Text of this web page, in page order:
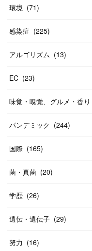
環境 (71)
感染症 (225)
アルゴリズム (13)
EC (23)
味覚・嗅覚、グルメ・香り
パンデミック (244)
国際 (165)
菌・真菌 (20)
学歴 (26)
遺伝・遺伝子 (29)
努力 (16)